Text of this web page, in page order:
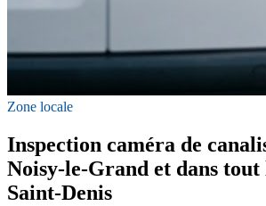
Zone locale
Inspection caméra de
Noisy-le-Grand et dans tout
Saint-Denis